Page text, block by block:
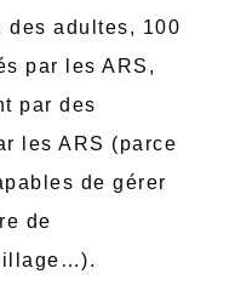
des adultes, 100
par les ARS,
par des
les ARS (parce
de gérer
de